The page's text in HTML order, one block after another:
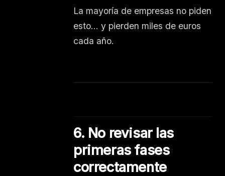
La mayoría de empresas no piden
esto… y pierden miles de euros
cada año.
6. No revisar las
primeras fases
correctamente